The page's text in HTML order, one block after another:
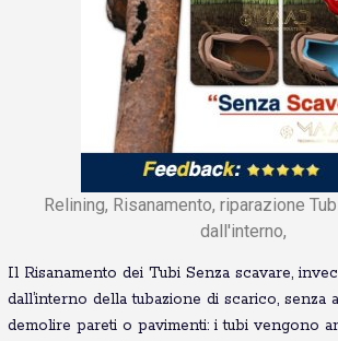
Relining, Risanamento, riparazione
dall'interno,
Il Risanamento dei Tubi Senza scavare,
dall’interno della tubazione di scarico, senza
demolire pareti o pavimenti: i tubi vengono